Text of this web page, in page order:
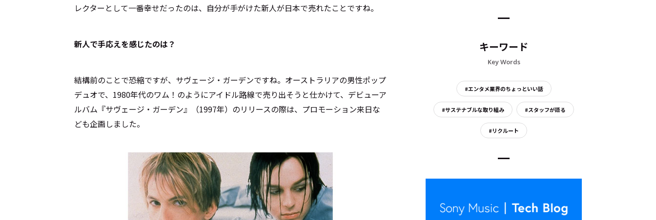
レクターとして一番幸せだったのは、自分が手がけた新人が日本で売れたことですね。
――新人で手応えを感じたのは？
結構前のことで恐縮ですが、サヴェージ・ガーデンですね。オーストラリアの男性ポップ
デュオで、1980年代のワム！のようにアイドル路線で売り出そうと仕かけて、デビューア
ルバム『サヴェージ・ガーデン』（1997年）のリリースの際は、プロモーション来日な
ども企画しました。
キーワード
Key Words
#エンタメ業界のちょっといい話
#サステナブルな取り組み #スタッフが語る
#リクルート